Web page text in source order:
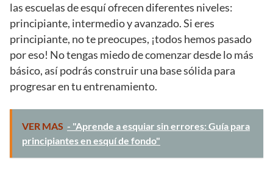
las escuelas de esquí ofrecen diferentes niveles:
principiante, intermedio y avanzado. Si eres
principiante, no te preocupes, ¡todos hemos pasado
por eso! No tengas miedo de comenzar desde lo más
básico, así podrás construir una base sólida para
progresar en tu entrenamiento.
VER MAS - "Aprende a esquiar sin errores: Guía para
principiantes en esquí de fondo"